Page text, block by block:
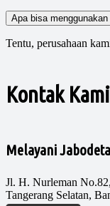
Apa bisa
Tentu, perusahaan
Kontak Kami
Melayani
Jl. H. Nurleman
Tangerang Selatan,